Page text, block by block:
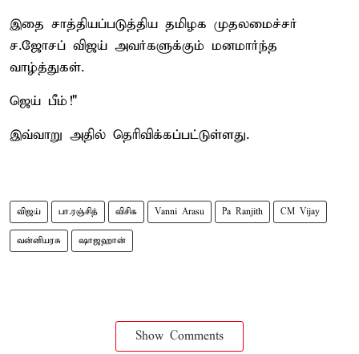
இதை சாத்தியப்படுத்திய தமிழக முதலமைச்சர்
ச.ஜோசப் விஜய் அவர்களுக்கும் மனமார்ந்த
வாழ்த்துகள்.
ஜெய் பீம்!"
இவ்வாறு அதில் தெரிவிக்கப்பட்டுள்ளது.
விஜய் பா.ரஞ்சித் விசிக Vanni Arasu Pa Ranjith CM Vijay
வன்னியரசு ஷாஜஹான்
Show Comments